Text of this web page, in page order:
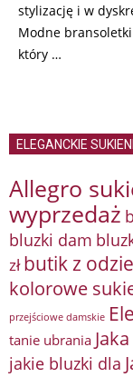
stylizację i w
Modne
który …
ELEGANCKIE
Allegro
wyprzedaż
bluzki dam
zł butik z
kolorowe
przejściowe damskie
tanie ubrania
jakie bluzki dla